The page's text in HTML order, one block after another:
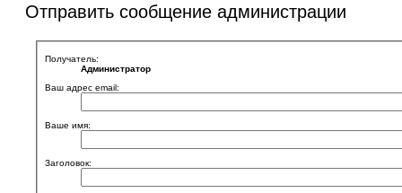
Отправить сообщение администрации
Получатель:
Администратор
Ваш адрес email:
Ваше имя:
Заголовок: